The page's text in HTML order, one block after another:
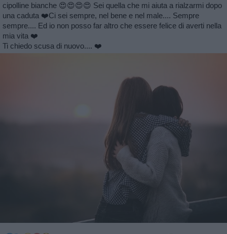
cipolline bianche 😍😍😍😍 Sei quella che mi aiuta a rialzarmi dopo
una caduta ❤️Ci sei sempre, nel bene e nel male.... Sempre
sempre.... Ed io non posso far altro che essere felice di averti nella
mia vita ❤️
Ti chiedo scusa di nuovo.... ❤️